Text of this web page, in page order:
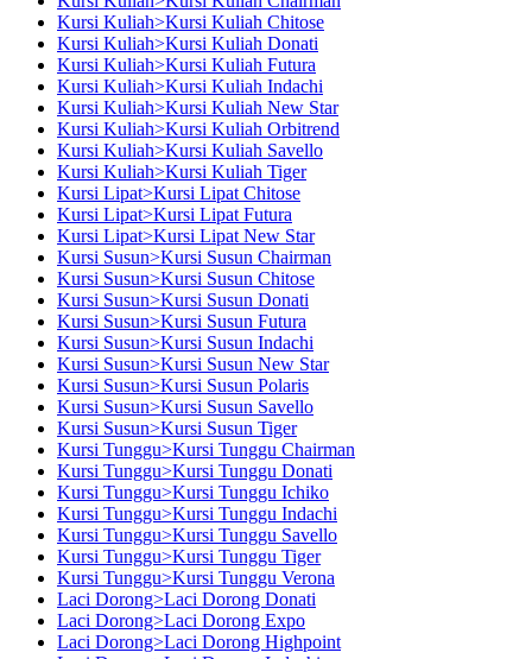
Kursi Kuliah>Kursi Kuliah Chitose
Kursi Kuliah>Kursi Kuliah Donati
Kursi Kuliah>Kursi Kuliah Futura
Kursi Kuliah>Kursi Kuliah Indachi
Kursi Kuliah>Kursi Kuliah New Star
Kursi Kuliah>Kursi Kuliah Orbitrend
Kursi Kuliah>Kursi Kuliah Savello
Kursi Kuliah>Kursi Kuliah Tiger
Kursi Lipat>Kursi Lipat Chitose
Kursi Lipat>Kursi Lipat Futura
Kursi Lipat>Kursi Lipat New Star
Kursi Susun>Kursi Susun Chairman
Kursi Susun>Kursi Susun Chitose
Kursi Susun>Kursi Susun Donati
Kursi Susun>Kursi Susun Futura
Kursi Susun>Kursi Susun Indachi
Kursi Susun>Kursi Susun New Star
Kursi Susun>Kursi Susun Polaris
Kursi Susun>Kursi Susun Savello
Kursi Susun>Kursi Susun Tiger
Kursi Tunggu>Kursi Tunggu Chairman
Kursi Tunggu>Kursi Tunggu Donati
Kursi Tunggu>Kursi Tunggu Ichiko
Kursi Tunggu>Kursi Tunggu Indachi
Kursi Tunggu>Kursi Tunggu Savello
Kursi Tunggu>Kursi Tunggu Tiger
Kursi Tunggu>Kursi Tunggu Verona
Laci Dorong>Laci Dorong Donati
Laci Dorong>Laci Dorong Expo
Laci Dorong>Laci Dorong Highpoint